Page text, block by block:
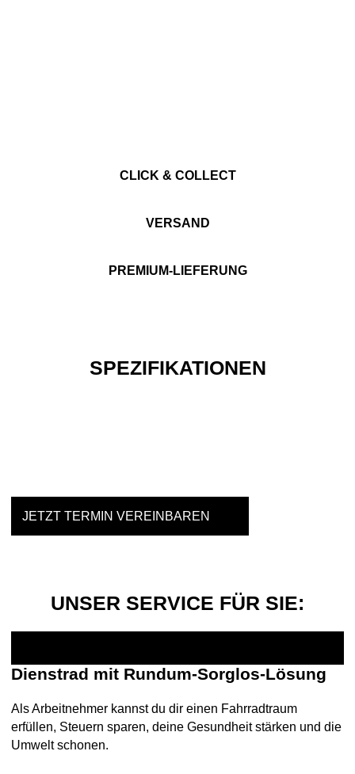
CLICK & COLLECT
VERSAND
PREMIUM-LIEFERUNG
SPEZIFIKATIONEN
JETZT TERMIN VEREINBAREN
UNSER SERVICE FÜR SIE:
Dienstrad mit Rundum-Sorglos-Lösung
Als Arbeitnehmer kannst du dir einen Fahrradtraum
erfüllen, Steuern sparen, deine Gesundheit stärken und die
Umwelt schonen.